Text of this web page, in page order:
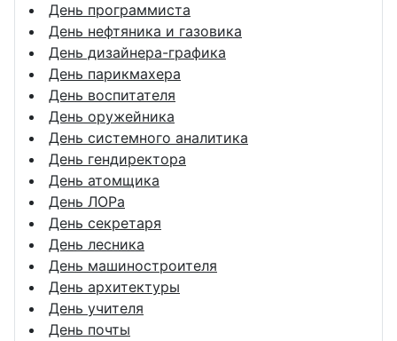
День программиста
День нефтяника и газовика
День дизайнера-графика
День парикмахера
День воспитателя
День оружейника
День системного аналитика
День гендиректора
День атомщика
День ЛОРа
День секретаря
День лесника
День машиностроителя
День архитектуры
День учителя
День почты